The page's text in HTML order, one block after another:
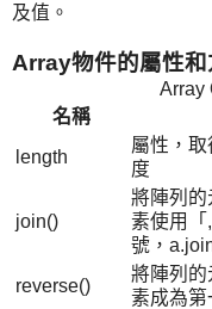
及值。
Array物件的屬性和
Array
名稱
length
屬性，
度
join()
將陣列的
素使用「
號，
reverse()
將陣列的
素成為第